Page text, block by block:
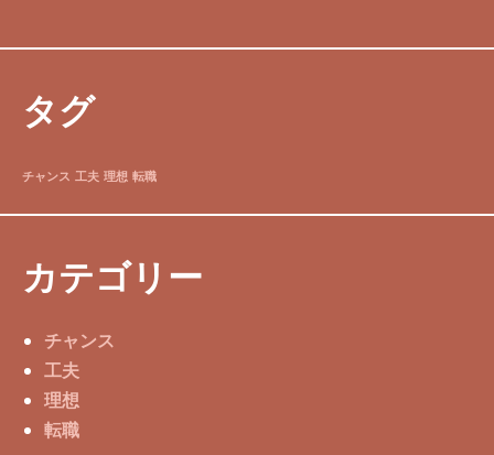
タグ
チャンス 工夫 理想 転職
カテゴリー
チャンス
工夫
理想
転職